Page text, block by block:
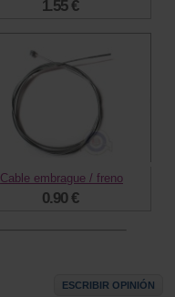
1.55 €
Cable embrague / freno
0.90 €
ESCRIBIR OPINIÓN